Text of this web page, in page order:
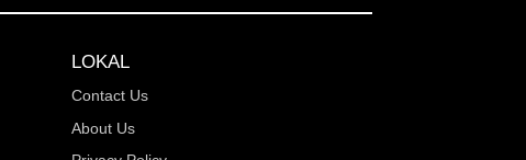
LOKAL
Contact Us
About Us